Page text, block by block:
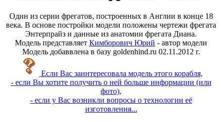
Один из серии фрегатов, построенных в Англии в конце 18
века. В основе постройки модели положены чертежи фрегата
Энтерпрайз и данные из анатомии фрегата Диана.
Модель представляет Кимборович Юрий - автор модели
Модель добаввлена в базу goldenhind.ru 02.11.2012 г.
Если Вас заинтересовала модель этого корабля,
- если Вы хотите получить о ней больше информации (или
фото),
- если у Вас возникли вопросы о технологии её
изготовления...